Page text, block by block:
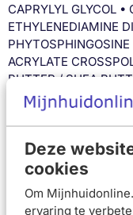
Deze
cookies
Om
ervaring te
CAPRYLYL GLYCOL
ETHYLENEDIAMINE
ACRYLATE
BUTTER / SHEA
STEARATE
LEVALLOIS-
contact met de
FR Safety warning: